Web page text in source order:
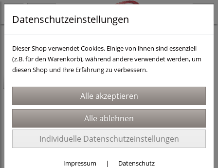
Datenschutzeinstellungen
Dieser Shop verwendet Cookies. Einige von ihnen sind essenziell
(z.B. für den Warenkorb), während andere verwendet werden, um
diesen Shop und Ihre Erfahrung zu verbessern.
Individuelle Datenschutzeinstellungen
Impressum | Datenschutz